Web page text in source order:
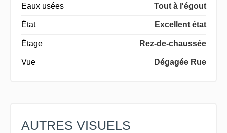
Eaux usées Tout à l'égout
État Excellent état
Étage Rez-de-chaussée
Vue Dégagée Rue
AUTRES VISUELS